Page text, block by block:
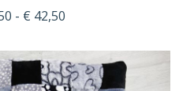
- € 42,50
tot
€ 42,50